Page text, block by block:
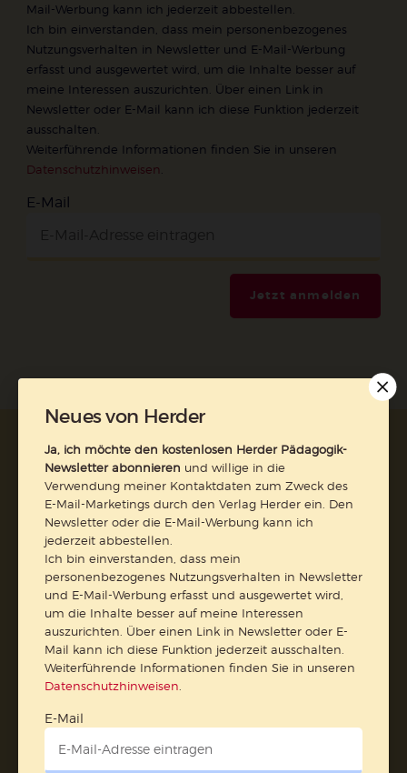
Mail-Werbung kann ich jederzeit abbestellen.
Ich bin einverstanden, dass mein personenbezogenes
Nutzungsverhalten in Newsletter und E-Mail-Werbung
erfasst und ausgewertet wird, um die Inhalte besser auf
meine Interessen auszurichten. Über einen Link in
Newsletter oder E-Mail kann ich diese Funktion jederzeit
ausschalten.
Weiterführende Informationen finden Sie in unseren
Datenschutzhinweisen
E-Mail
Jetzt anmelden
AGB und Widerrufsbelehrung
Datenschutz
Barrierefreiheit
Impressum
Vertrag widerrufen
Abo online kündigen
Neues von Herder
Ja, ich möchte den kostenlosen Herder Pädagogik-
Newsletter abonnieren und willige in die
Verwendung meiner Kontaktdaten zum Zweck des
E-Mail-Marketings durch den Verlag Herder ein. Den
Newsletter oder die E-Mail-Werbung kann ich
jederzeit abbestellen.
Ich bin einverstanden, dass mein
personenbezogenes Nutzungsverhalten in Newsletter
und E-Mail-Werbung erfasst und ausgewertet wird,
um die Inhalte besser auf meine Interessen
auszurichten. Über einen Link in Newsletter oder E-
Mail kann ich diese Funktion jederzeit ausschalten.
Weiterführende Informationen finden Sie in unseren
Datenschutzhinweisen
E-Mail